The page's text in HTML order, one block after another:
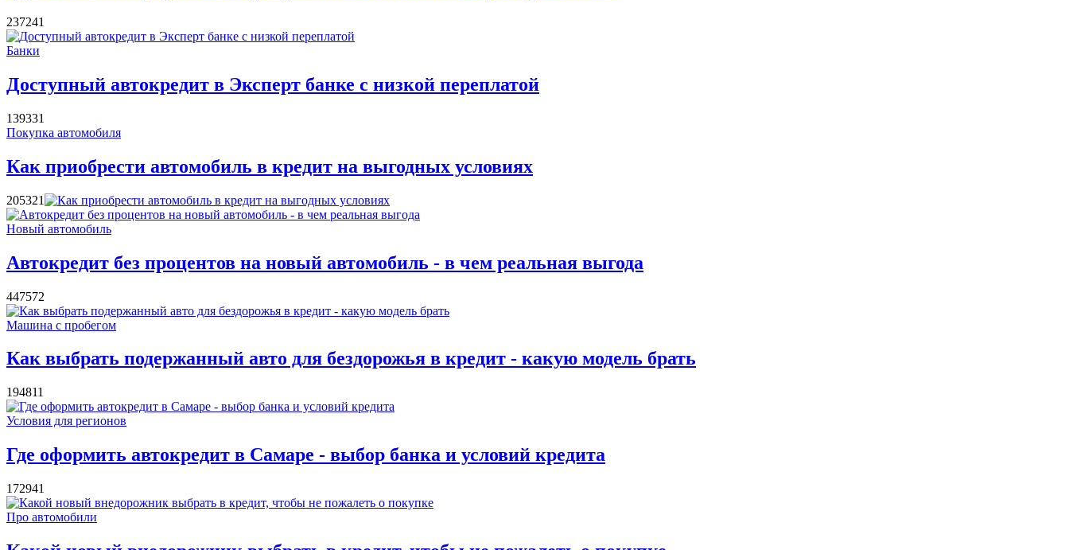
237241
Банки
Доступный автокредит в Эксперт банке с низкой переплатой
139331
Покупка автомобиля
Как приобрести автомобиль в кредит на выгодных условиях
205321
Новый автомобиль
Автокредит без процентов на новый автомобиль - в чем реальная выгода
447572
Машина с пробегом
Как выбрать подержанный авто для бездорожья в кредит - какую модель брать
194811
Условия для регионов
Где оформить автокредит в Самаре - выбор банка и условий кредита
172941
Про автомобили